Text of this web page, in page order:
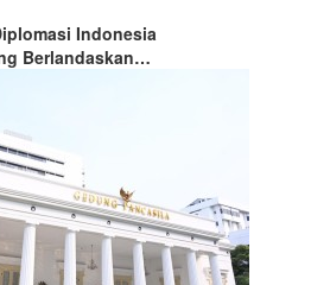
Indonesia
Berlandaskan…